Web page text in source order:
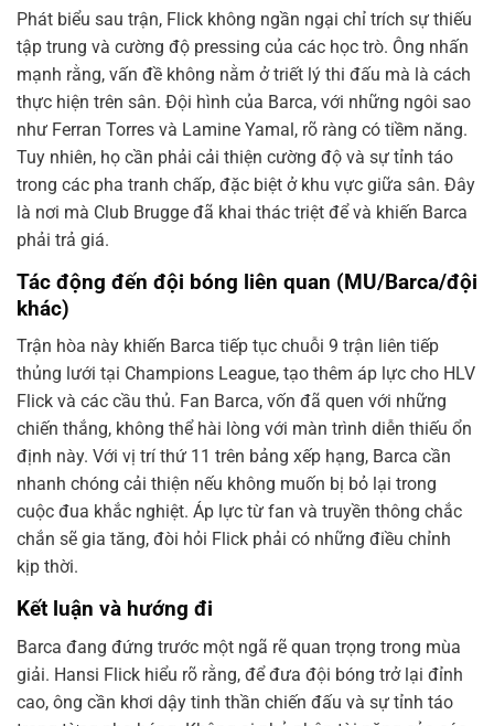
Phát biểu sau trận, Flick không ngần ngại chỉ trích sự thiếu
tập trung và cường độ pressing của các học trò. Ông nhấn
mạnh rằng, vấn đề không nằm ở triết lý thi đấu mà là cách
thực hiện trên sân. Đội hình của Barca, với những ngôi sao
như Ferran Torres và Lamine Yamal, rõ ràng có tiềm năng.
Tuy nhiên, họ cần phải cải thiện cường độ và sự tỉnh táo
trong các pha tranh chấp, đặc biệt ở khu vực giữa sân. Đây
là nơi mà Club Brugge đã khai thác triệt để và khiến Barca
phải trả giá.
Tác động đến đội bóng liên quan (MU/Barca/đội
khác)
Trận hòa này khiến Barca tiếp tục chuỗi 9 trận liên tiếp
thủng lưới tại Champions League, tạo thêm áp lực cho HLV
Flick và các cầu thủ. Fan Barca, vốn đã quen với những
chiến thắng, không thể hài lòng với màn trình diễn thiếu ổn
định này. Với vị trí thứ 11 trên bảng xếp hạng, Barca cần
nhanh chóng cải thiện nếu không muốn bị bỏ lại trong
cuộc đua khắc nghiệt. Áp lực từ fan và truyền thông chắc
chắn sẽ gia tăng, đòi hỏi Flick phải có những điều chỉnh
kịp thời.
Kết luận và hướng đi
Barca đang đứng trước một ngã rẽ quan trọng trong mùa
giải. Hansi Flick hiểu rõ rằng, để đưa đội bóng trở lại đỉnh
cao, ông cần khơi dậy tinh thần chiến đấu và sự tỉnh táo